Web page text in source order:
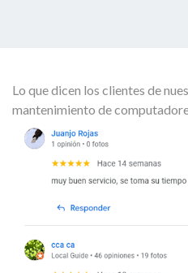
Lo que dicen los clientes de
mantenimiento de